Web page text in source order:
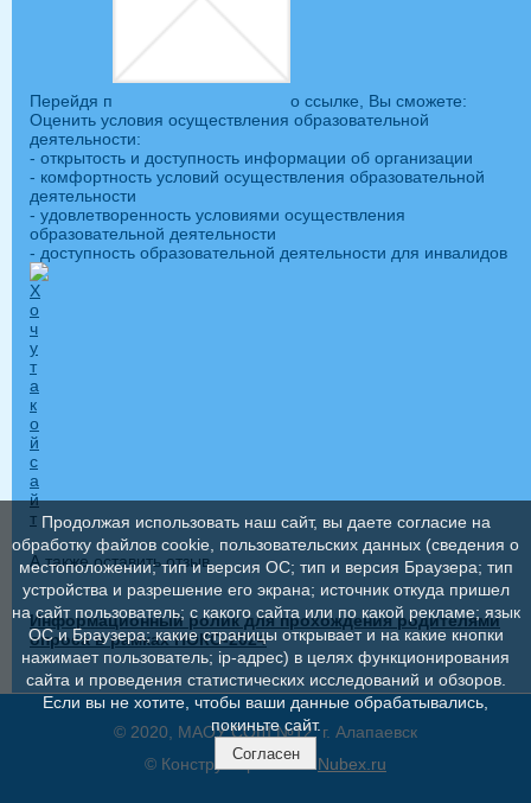
Перейдя п
о ссылке, Вы сможете:
Оценить условия осуществления образовательной
деятельности:
- открытость и доступность информации об организации
- комфортность условий осуществления образовательной
деятельности
- удовлетворенность условиями осуществления
образовательной деятельности
- доступность образовательной деятельности для инвалидов
А также оставить отзыв
Информационный ролик для прохождения родителями
опроса в рамках НОКО-2024
© 2020, МАОУ СОШ №12, г. Алапаевск
© Конструктор сайтов Nubex.ru
Продолжая использовать наш сайт, вы даете согласие на
обработку файлов cookie, пользовательских данных (сведения о
местоположении; тип и версия ОС; тип и версия Браузера; тип
устройства и разрешение его экрана; источник откуда пришел
на сайт пользователь; с какого сайта или по какой рекламе; язык
ОС и Браузера; какие страницы открывает и на какие кнопки
нажимает пользователь; ip-адрес) в целях функционирования
сайта и проведения статистических исследований и обзоров.
Если вы не хотите, чтобы ваши данные обрабатывались,
покиньте сайт.
Согласен